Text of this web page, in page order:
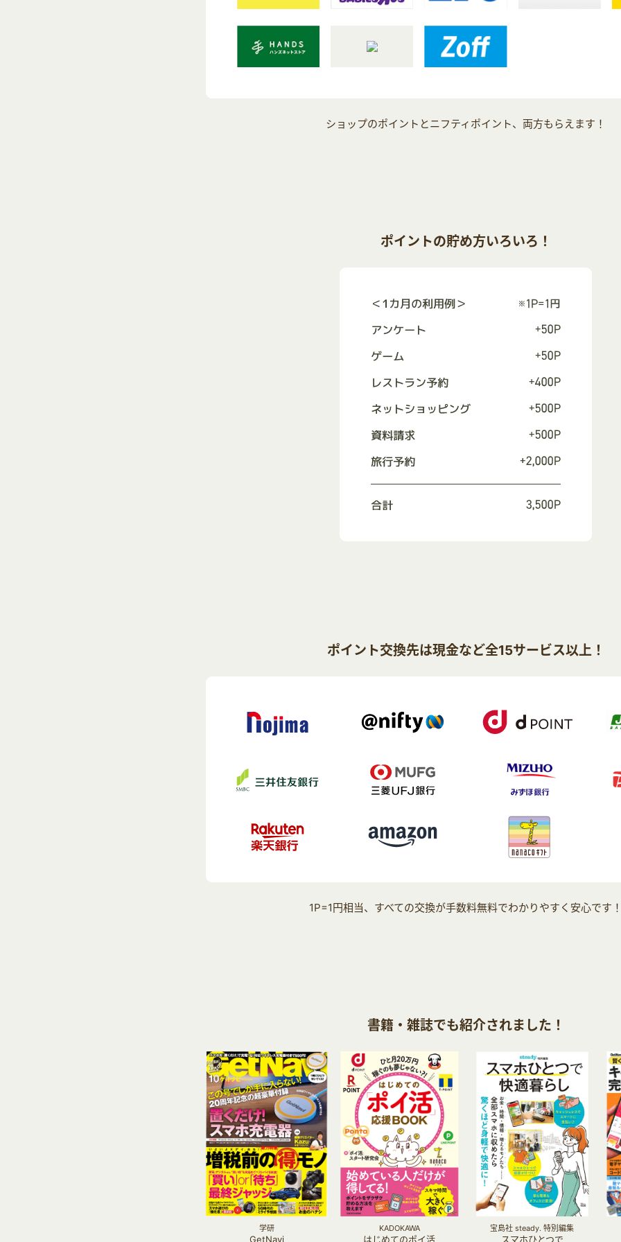
ショップのポイントとニフティポイント、両方もらえます！
ポイントの貯め方いろいろ！
ポイント交換先は現金など全15サービス以上！
1P=1円相当、すべての交換が手数料無料でわかりやすく安心です
書籍・雑誌でも紹介されました！
学研
GetNavi
KADOKAWA
はじめてのポイ活
宝島社 steady. 特別編集
スマホひとつで